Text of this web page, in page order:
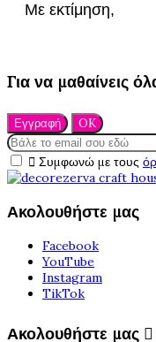
Με εκτίμηση,
Για να μαθαίνεις
 Συμφωνώ με τους
Ακολουθήστε μας
Facebook
YouTube
Instagram
TikTok
Ακολουθήστε μας 